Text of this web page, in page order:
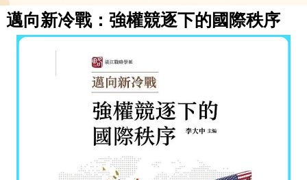
邁向新冷戰：強權競逐下的國際秩序